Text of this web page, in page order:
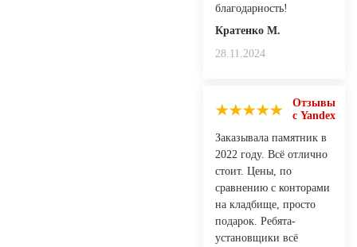
благодарность!
Кратенко М.
28.11.2024
Отзывы
с Yandex
Заказывала памятник в
2022 году. Всё отлично
стоит. Цены, по
сравнению с конторами
на кладбище, просто
подарок. Ребята-
установщики всё